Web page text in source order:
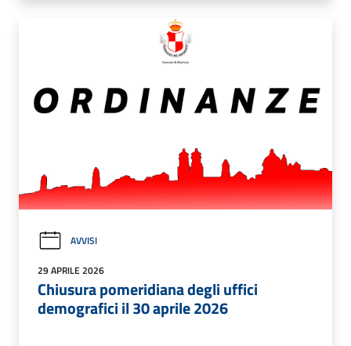
AVVISI
29 APRILE 2026
Chiusura pomeridiana degli uffici
demografici il 30 aprile 2026